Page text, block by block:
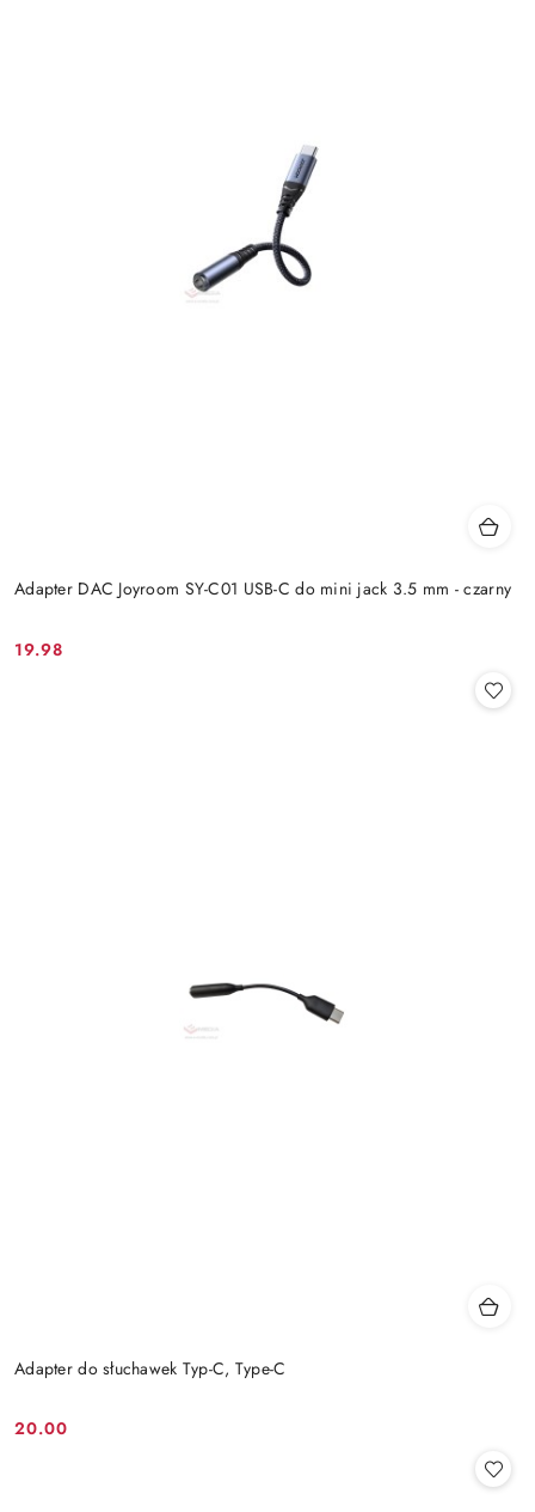
Adapter DAC Joyroom SY-C01 USB-C do mini jack 3.5 mm - czarny
Cena:
19.98
Adapter do słuchawek Typ-C, Type-C
Cena:
20.00